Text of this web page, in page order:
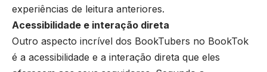
experiências de leitura anteriores.
Acessibilidade e interação direta
Outro aspecto incrível dos BookTubers no BookTok
é a acessibilidade e a interação direta que eles